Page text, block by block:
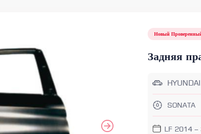
Новый
Задняя
HYUNDAI
SONATA
LF 2014 –